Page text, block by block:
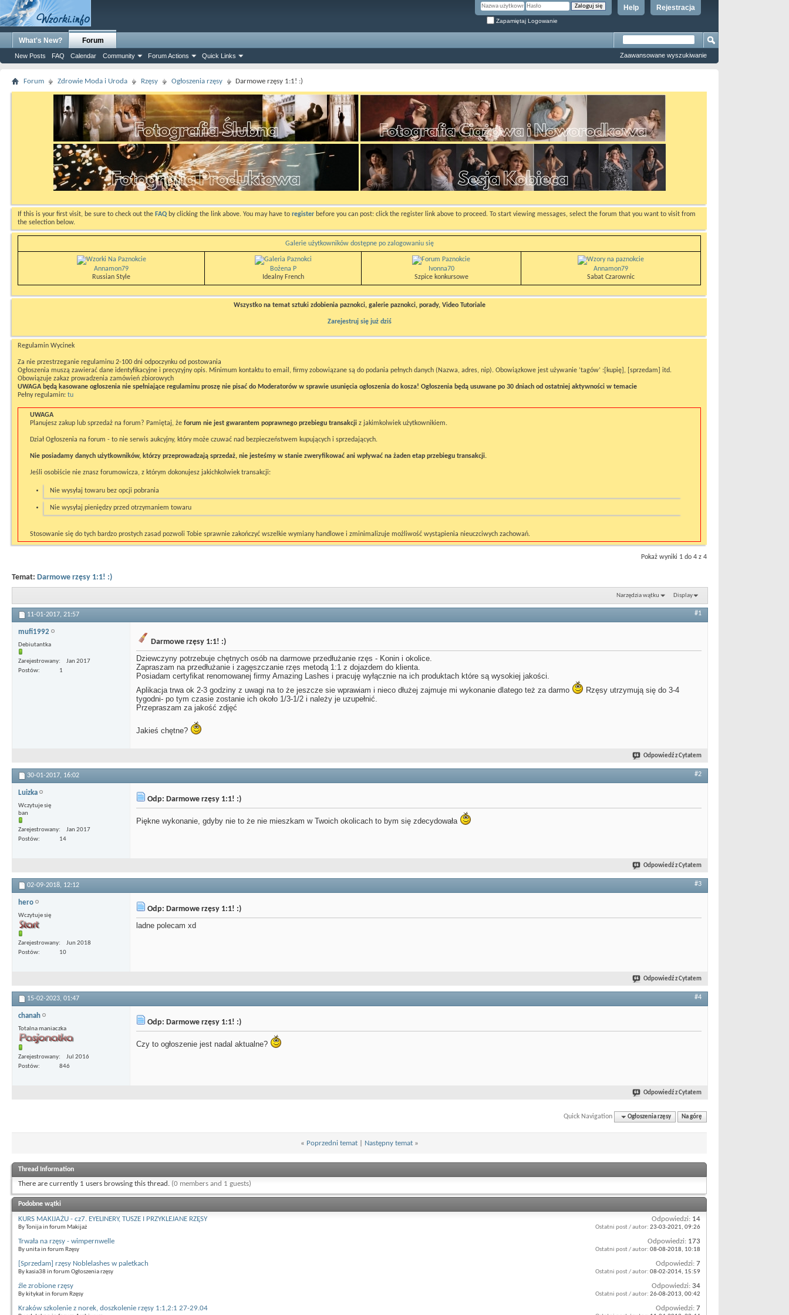
Rejestracja
Help
Zapamiętaj Logowanie
What's New? Forum
New Posts FAQ Calendar Community Forum Actions Quick Links Zaawansowane wyszukiwanie
Forum Zdrowie Moda i Uroda Rzęsy Ogłoszenia rzęsy Darmowe rzęsy 1:1! :)
If this is your first visit, be sure to check out the FAQ by clicking the link above. You may have to register before you can post: click the register link above to proceed. To start viewing messages, select the forum that you want to visit from
the selection below.
Galerie użytkowników dostępne po zalogowaniu się
Annamon79
Russian Style
Bożena P
Idealny French
Ivonna70
Szpice konkursowe
Annamon79
Sabat Czarownic
Wszystko na temat sztuki zdobienia paznokci, galerie paznokci, porady, Video Tutoriale
Zarejestruj się już dziś
Regulamin Wycinek
Za nie przestrzeganie regulaminu 2-100 dni odpoczynku od postowania
Ogłoszenia muszą zawierać dane identyfikacyjne i precyzyjny opis. Minimum kontaktu to email, firmy zobowiązane są do podania pełnych danych (Nazwa, adres, nip). Obowiązkowe jest używanie ‘tagów’ :[kupię], [sprzedam] itd.
Obowiązuje zakaz prowadzenia zamówień zbiorowych
UWAGA będą kasowane ogłoszenia nie spełniające regulaminu proszę nie pisać do Moderatorów w sprawie usunięcia ogłoszenia do kosza! Ogłoszenia będą usuwane po 30 dniach od ostatniej aktywności w temacie
Pełny regulamin: tu
UWAGA
Planujesz zakup lub sprzedaż na forum? Pamiętaj, że forum nie jest gwarantem poprawnego przebiegu transakcji z jakimkolwiek użytkownikiem.
Dział Ogłoszenia na forum - to nie serwis aukcyjny, który może czuwać nad bezpieczeństwem kupujących i sprzedających.
Nie posiadamy danych użytkowników, którzy przeprowadzają sprzedaż, nie jesteśmy w stanie zweryfikować ani wpływać na żaden etap przebiegu transakcji.
Jeśli osobiście nie znasz forumowicza, z którym dokonujesz jakichkolwiek transakcji:
Nie wysyłaj towaru bez opcji pobrania
Nie wysyłaj pieniędzy przed otrzymaniem towaru
Stosowanie się do tych bardzo prostych zasad pozwoli Tobie sprawnie zakończyć wszelkie wymiany handlowe i zminimalizuje możliwość wystąpienia nieuczciwych zachowań.
Pokaż wyniki 1 do 4 z 4
Temat: Darmowe rzęsy 1:1! :)
Narzędzia wątku Display
11-01-2017, 21:57 #1
mufi1992
Debiutantka
Zarejestrowany
Jan 2017
Postów
1
Darmowe rzęsy 1:1! :)
Dziewczyny potrzebuje chętnych osób na darmowe przedłużanie rzęs - Konin i okolice.
Zapraszam na przedłużanie i zagęszczanie rzęs metodą 1:1 z dojazdem do klienta.
Posiadam certyfikat renomowanej firmy Amazing Lashes i pracuję wyłącznie na ich produktach które są wysokiej jakości.
Aplikacja trwa ok 2-3 godziny z uwagi na to że jeszcze sie wprawiam i nieco dłużej zajmuje mi wykonanie dlatego też za darmo
Rzęsy utrzymują się do 3-4
tygodni- po tym czasie zostanie ich około 1/3-1/2 i należy je uzupełnić.
Przepraszam za jakość zdjęć
Jakieś chętne?
Odpowiedź z Cytatem
30-01-2017, 16:02 #2
Luizka
Wczytuje się
ban
Zarejestrowany
Jan 2017
Postów
14
Odp: Darmowe rzęsy 1:1! :)
Piękne wykonanie, gdyby nie to że nie mieszkam w Twoich okolicach to bym się zdecydowała
Odpowiedź z Cytatem
02-09-2018, 12:12 #3
hero
Wczytuje się
Zarejestrowany
Jun 2018
Postów
10
Odp: Darmowe rzęsy 1:1! :)
ladne polecam xd
Odpowiedź z Cytatem
15-02-2023, 01:47 #4
chanah
Totalna maniaczka
Zarejestrowany
Jul 2016
Postów
846
Odp: Darmowe rzęsy 1:1! :)
Czy to ogłoszenie jest nadal aktualne?
Odpowiedź z Cytatem
Quick Navigation Ogłoszenia rzęsy Na górę
« Poprzedni temat| Następny temat »
Thread Information
There are currently 1 users browsing this thread. (0 members and 1 guests)
Podobne wątki
KURS MAKIJAŻU - cz7. EYELINERY, TUSZE I PRZYKLEJANE RZĘSY
By Tonija in forum Makijaż
Odpowiedzi: 14
Ostatni post / autor: 23-03-2021, 09:26
Trwała na rzęsy - wimpernwelle
By unita in forum Rzęsy
Odpowiedzi: 173
Ostatni post / autor: 08-08-2018, 10:18
[Sprzedam] rzęsy Noblelashes w paletkach
By kasia38 in forum Ogłoszenia rzęsy
Odpowiedzi: 7
Ostatni post / autor: 08-02-2014, 15:59
źle zrobione rzęsy
By kitykat in forum Rzęsy
Odpowiedzi: 34
Ostatni post / autor: 26-08-2013, 00:42
Kraków szkolenie z norek, doszkolenie rzęsy 1:1,2:1 27-29.04 Odpowiedzi: 7